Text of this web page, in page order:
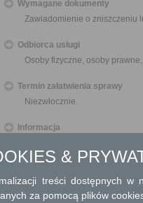
Wymagane dokumenty
Zawiadomienie o zniszczeniu
Odbiorca usługi
Osoby fizyczne, osoby
Termin załatwienia sprawy
Niezwłocznie.
Informacja
Dodatkowe
Opłata
Brak opłat
&
treści dostępnych w
za pomocą plików